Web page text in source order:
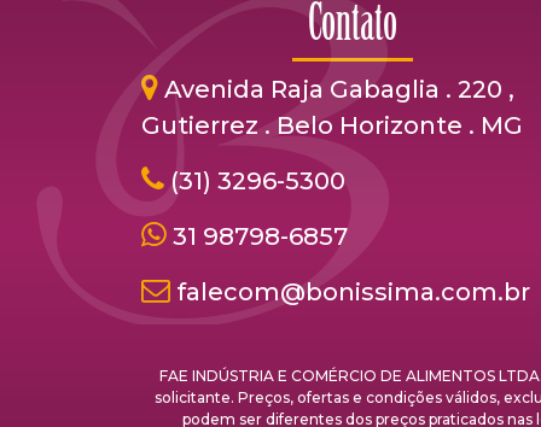
Contato
Avenida Raja Gabaglia . 220 ,
Gutierrez . Belo Horizonte . MG
(31) 3296-5300
31 98798-6857
falecom@bonissima.com.br
FAE INDÚSTRIA E COMÉRCIO DE ALIMENTOS
solicitante. Preços, ofertas e condições válidos,
podem ser diferentes dos preços praticados nas